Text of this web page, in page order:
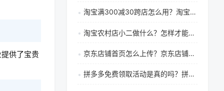
供了宝贵
淘宝满300减30跨店怎么用？淘宝满减是怎么回事？
淘宝农村店小二做什么？怎样才能成为农村店小二？
京东店铺首页怎么上传？京东店铺运营思路是什么？
拼多多免费领取活动是真的吗？拼多多免费送是真的吗